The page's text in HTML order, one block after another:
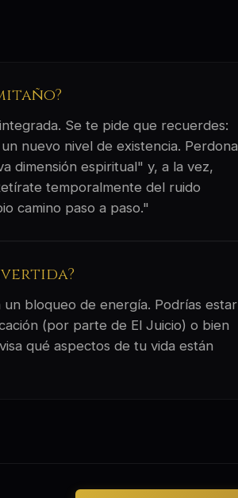
Se te pide que recuerdes:
nuevo nivel de existencia. Perdona
dimensión espiritual" y, a la vez,
temporalmente del ruido
camino paso a paso."
un bloqueo de energía. Podrías estar
(por parte de El Juicio) o bien
qué aspectos de tu vida están